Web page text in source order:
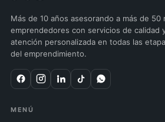
Más de 10 años asesorando a más de 50
emprendedores con servicios de calidad
atención personalizada en todas las
del emprendimiento.
MENÚ